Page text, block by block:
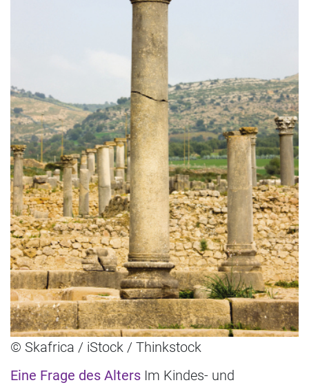
© Skafrica / iStock / Thinkstock
Eine Frage des Alters Im Kindes- und